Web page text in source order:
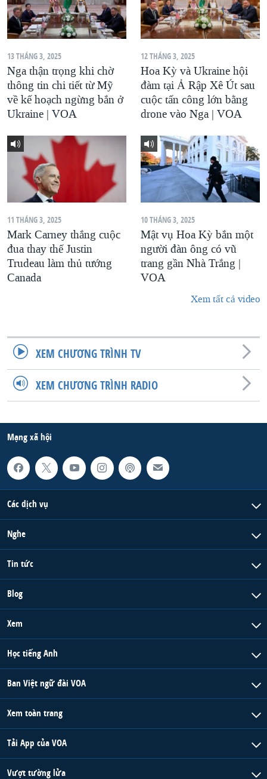
13 THÁNG 3, 2025
Nga thận trọng khi chờ
thông tin chi tiết từ Mỹ
về kế hoạch ngừng bắn ở
Ukraine | VOA
12 THÁNG 3, 2025
Hoa Kỳ và Ukraine hội
đàm tại Ả Rập Xê Út sau
cuộc tấn công lớn bằng
drone vào Nga | VOA
11 THÁNG 3, 2025
Mark Carney thắng cuộc
đua thay thế Justin
Trudeau làm thủ tướng
Canada
10 THÁNG 3, 2025
Mật vụ Hoa Kỳ bắn một
người đàn ông có vũ
trang gần Nhà Trắng |
VOA
Xem tất cả video
XEM CHƯƠNG TRÌNH TV
XEM CHƯƠNG TRÌNH RADIO
Mạng xã hội
Các dịch vụ
Nghe
Tin tức
Blog
Xem
Học tiếng Anh
Ban Việt ngữ đài VOA
Xem toàn trang
Tải App của VOA
Vượt tường lửa